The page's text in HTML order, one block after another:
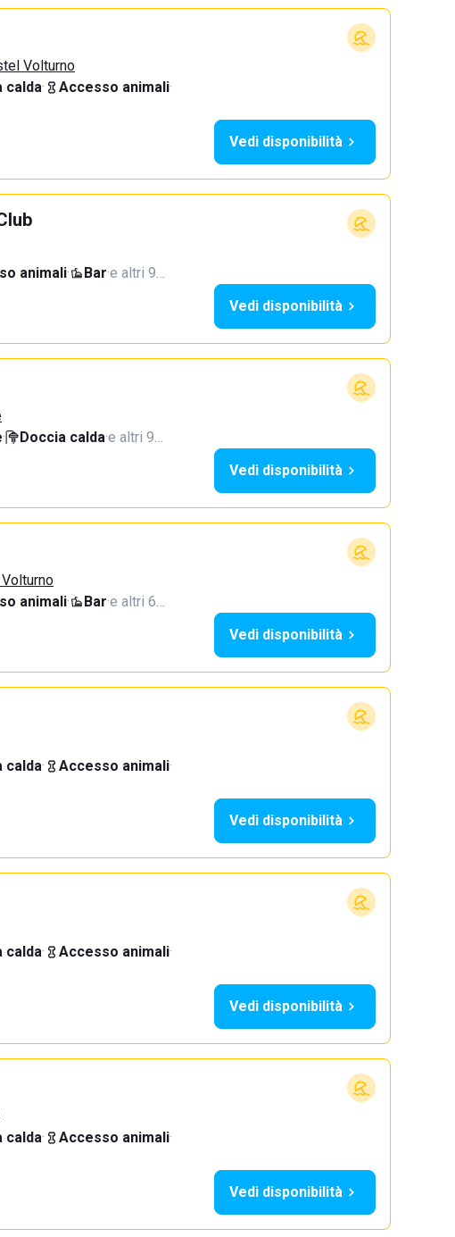
Volturno
calda· Accesso animali·
Vedi disponibilità
animali· Bar·e altri 9…
Vedi disponibilità
· Doccia calda·e altri 9…
Vedi disponibilità
animali· Bar·e altri 6…
Vedi disponibilità
calda· Accesso animali·
Vedi disponibilità
calda· Accesso animali·
Vedi disponibilità
calda· Accesso animali·
Vedi disponibilità